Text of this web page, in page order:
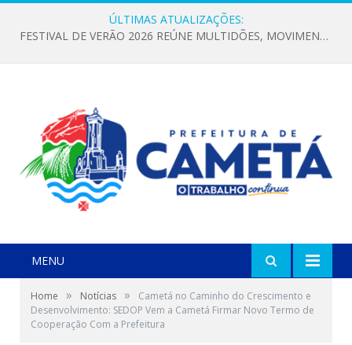
ÚLTIMAS ATUALIZAÇÕES:
FESTIVAL DE VERÃO 2026 REÚNE MULTIDÕES, MOVIMENTA A ECONOMIA E FORTALECE A CULTURA LOCAL
MENU
Home » Notícias »
Cametá no Caminho do Crescimento e
Desenvolvimento: SEDOP Vem a Cametá Firmar Novo Termo de
Cooperação Com a Prefeitura